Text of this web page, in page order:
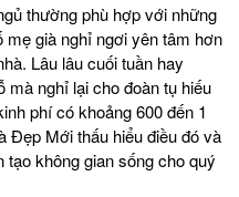
thường phù hợp với những
già nghỉ ngơi yên tâm hơn
Lâu lâu cuối tuần hay
mà nghỉ lại cho đoàn tụ hiếu
phí có khoảng 600 đến 1
Đẹp Mới thấu hiểu điều đó và
tạo không gian sống cho quý